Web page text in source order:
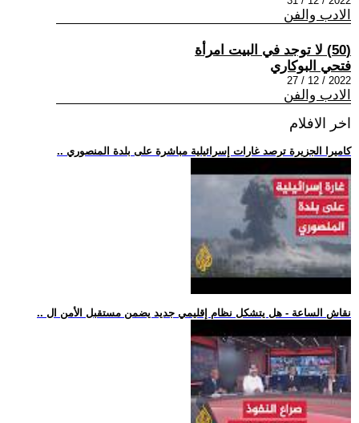
الادب والفن
(50) لا توجد في البيت امرأة
فتحي البوكاري
2022 / 12 / 27
الادب والفن
اخر الافلام
.. كاميرا الجزيرة ترصد غارات إسرائيلية مباشرة على بلدة المنصوري
.. نقاش الساعة - هل يتشكل نظام إقليمي جديد يضمن مستقبل الأمن ال